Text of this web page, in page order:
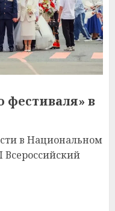
фестиваля» в
в Национальном
Всероссийский